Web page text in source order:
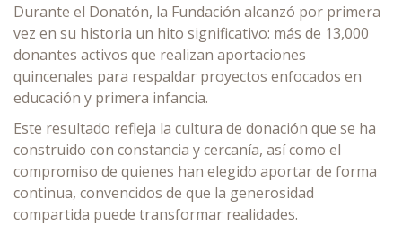
Durante el Donatón, la Fundación alcanzó por primera
vez en su historia un hito significativo: más de 13,000
donantes activos que realizan aportaciones
quincenales para respaldar proyectos enfocados en
educación y primera infancia.
Este resultado refleja la cultura de donación que se ha
construido con constancia y cercanía, así como el
compromiso de quienes han elegido aportar de forma
continua, convencidos de que la generosidad
compartida puede transformar realidades.